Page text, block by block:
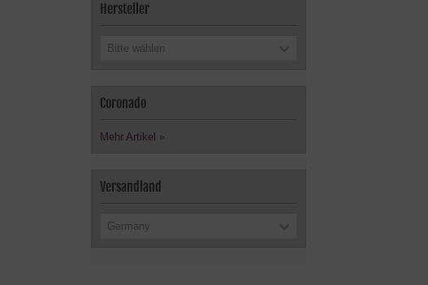
Hersteller
Bitte wählen
Coronado
Mehr Artikel »
Versandland
Germany